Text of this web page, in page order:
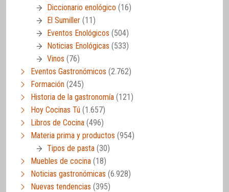
Diccionario enológico (16)
El Sumiller (11)
Eventos Enológicos (504)
Noticias Enológicas (533)
Vinos (76)
Eventos Gastronómicos (2.762)
Formación (245)
Historia de la gastronomía (121)
Hoy Cocinas Tú (1.657)
Libros de Cocina (496)
Materia prima y productos (954)
Tipos de pasta (30)
Muebles de cocina (18)
Noticias gastronómicas (6.928)
Nuevas tendencias (395)